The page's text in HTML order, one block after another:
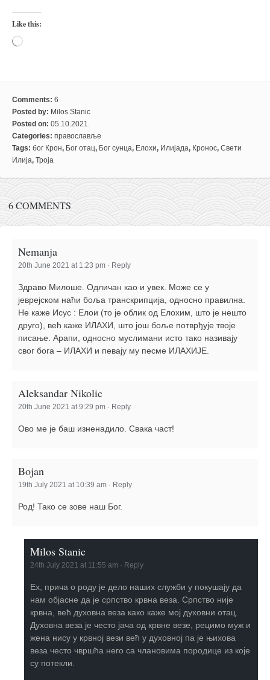
Like this:
Loading…
Comments: 6
Posted by: Milos Stanic
Posted on: 05.10.2021.
Categories: православље
Tags: бог Крон, Бог отац, Бог сунца, Елохи, Илијада, Кронос, Свети
Илија, Троја
6 COMMENTS
Nemanja
20th June 2021 at 1:23 pm · Reply
Здраво Милоше. Одличан као и увек. Може се у
јеврејском наћи боља транскрипција, односно правилна.
Не каже Исус : Елои (то је облик од Елохим, што је нешто
друго), већ каже ИЛАХИ, што још боље потврђује твоје
писање. Арапи, односно муслимани исто тако називају
свог бога – ИЛАХИ и певају му песме ИЛАХИЈЕ.
Aleksandar Nikolic
20th June 2021 at 9:29 pm · Reply
Ово ме је баш изненадило. Свака част!
Bojan
19th July 2021 at 10:39 am · Reply
Род! Тако се зове наш Бог.
Milos Stanic
24th July 2021 at 11:55 am · Reply
Ех, прича о роду је дело наших служби у покушају да
нам објасне да је српство крвна веза. Српство није
крвна, већ духовна веза како каже мој духовни отац.
Духовна веза је често јача од крвне везе, рецимо муж и
жена нису у крвној вези већ у духовној па је њихова
веза често чвршћа него са члановима породице из које
су потекли.